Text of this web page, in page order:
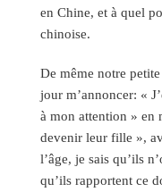
en Chine, et à quel
chinoise.
De même notre
jour m’annoncer: «
à mon attention » en
devenir leur fille »,
l’âge, je sais qu’ils
qu’ils rapportent ce